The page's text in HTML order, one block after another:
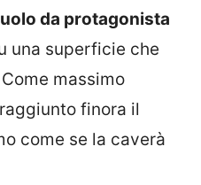
da protagonista
una superficie che
Come massimo
finora il
come se la caverà